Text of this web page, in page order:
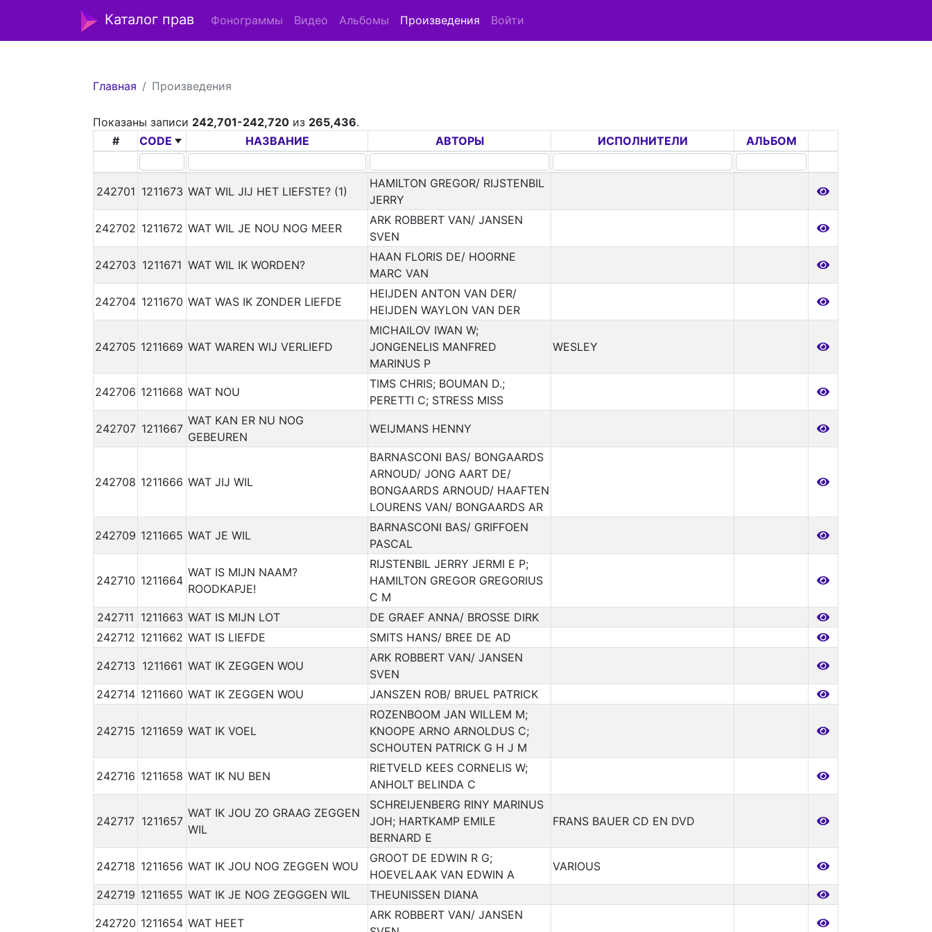
Каталог прав Фонограммы Видео Альбомы Произведения Войти
Главная Произведения
Показаны записи 242,701-242,720 из 265,436.
#
CODE НАЗВАНИЕ АВТОРЫ ИСПОЛНИТЕЛИ АЛЬБОМ
242701 1211673 WAT WIL JIJ HET LIEFSTE? (1)
HAMILTON GREGOR/ RIJSTENBIL
JERRY
242702 1211672 WAT WIL JE NOU NOG MEER
ARK ROBBERT VAN/ JANSEN
SVEN
242703 1211671 WAT WIL IK WORDEN?
HAAN FLORIS DE/ HOORNE
MARC VAN
242704 1211670 WAT WAS IK ZONDER LIEFDE
HEIJDEN ANTON VAN DER/
HEIJDEN WAYLON VAN DER
242705 1211669 WAT WAREN WIJ VERLIEFD
MICHAILOV IWAN W;
JONGENELIS MANFRED
MARINUS P
WESLEY
242706 1211668 WAT NOU
TIMS CHRIS; BOUMAN D.;
PERETTI C; STRESS MISS
242707 1211667
WAT KAN ER NU NOG
GEBEUREN
WEIJMANS HENNY
242708 1211666 WAT JIJ WIL
BARNASCONI BAS/ BONGAARDS
ARNOUD/ JONG AART DE/
BONGAARDS ARNOUD/ HAAFTEN
LOURENS VAN/ BONGAARDS AR
242709 1211665 WAT JE WIL
BARNASCONI BAS/ GRIFFOEN
PASCAL
242710 1211664
WAT IS MIJN NAAM?
ROODKAPJE!
RIJSTENBIL JERRY JERMI E P;
HAMILTON GREGOR GREGORIUS
C M
242711 1211663 WAT IS MIJN LOT
DE GRAEF ANNA/ BROSSE DIRK
242712 1211662 WAT IS LIEFDE SMITS HANS/ BREE DE AD
242713 1211661 WAT IK ZEGGEN WOU
ARK ROBBERT VAN/ JANSEN
SVEN
242714 1211660 WAT IK ZEGGEN WOU JANSZEN ROB/ BRUEL PATRICK
242715 1211659 WAT IK VOEL
ROZENBOOM JAN WILLEM M;
KNOOPE ARNO ARNOLDUS C;
SCHOUTEN PATRICK G H J M
242716 1211658 WAT IK NU BEN
RIETVELD KEES CORNELIS W;
ANHOLT BELINDA C
242717 1211657
WAT IK JOU ZO GRAAG ZEGGEN
WIL
SCHREIJENBERG RINY MARINUS
JOH; HARTKAMP EMILE
BERNARD E
FRANS BAUER CD EN DVD
242718 1211656 WAT IK JOU NOG ZEGGEN WOU
GROOT DE EDWIN R G;
HOEVELAAK VAN EDWIN A
VARIOUS
242719 1211655 WAT IK JE NOG ZEGGGEN WIL THEUNISSEN DIANA
242720 1211654 WAT HEET
ARK ROBBERT VAN/ JANSEN